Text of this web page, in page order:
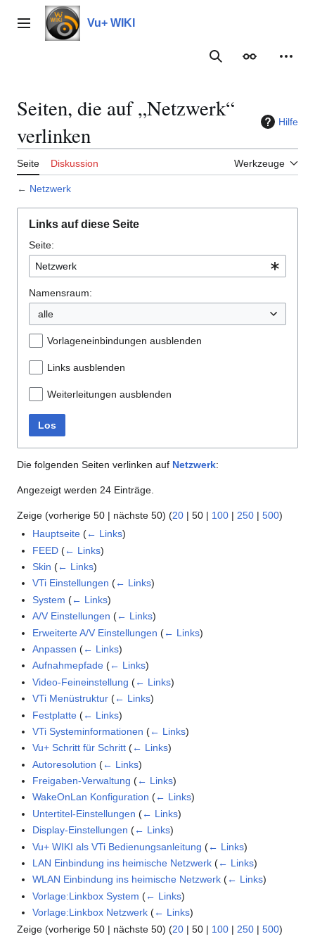
Inhalt
springenHauptmenü Vu+ WIKI
Suche
Seiten, die auf „Netzwerk“
verlinken
Hilfe
Seite Diskussion Werkzeuge
← Netzwerk
Links auf diese Seite
Seite:
Namensraum:
alle
Vorlageneinbindungen ausblenden
Links ausblenden
Weiterleitungen ausblenden
Los
Die folgenden Seiten verlinken auf Netzwerk:
Angezeigt werden 24 Einträge.
Zeige (vorherige 50 | nächste 50) (20 | 50 | 100 | 250 | 500)
Hauptseite (← Links)
FEED (← Links)
Skin (← Links)
VTi Einstellungen (← Links)
System (← Links)
A/V Einstellungen (← Links)
Erweiterte A/V Einstellungen (← Links)
Anpassen (← Links)
Aufnahmepfade (← Links)
Video-Feineinstellung (← Links)
VTi Menüstruktur (← Links)
Festplatte (← Links)
VTi Systeminformationen (← Links)
Vu+ Schritt für Schritt (← Links)
Autoresolution (← Links)
Freigaben-Verwaltung (← Links)
WakeOnLan Konfiguration (← Links)
Untertitel-Einstellungen (← Links)
Display-Einstellungen (← Links)
Vu+ WIKI als VTi Bedienungsanleitung (← Links)
LAN Einbindung ins heimische Netzwerk (← Links)
WLAN Einbindung ins heimische Netzwerk (← Links)
Vorlage:Linkbox System (← Links)
Vorlage:Linkbox Netzwerk (← Links)
Zeige (vorherige 50 | nächste 50) (20 | 50 | 100 | 250 | 500)